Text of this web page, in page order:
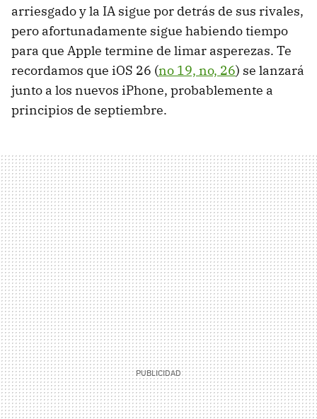
arriesgado y la IA sigue por detrás de sus rivales,
pero afortunadamente sigue habiendo tiempo
para que Apple termine de limar asperezas. Te
recordamos que iOS 26 (no 19, no, 26) se lanzará
junto a los nuevos iPhone, probablemente a
principios de septiembre.